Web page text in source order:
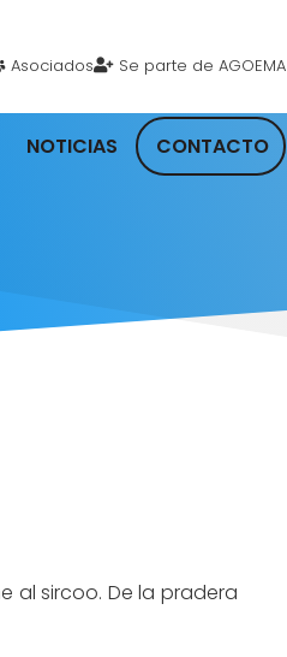
Asociados Se parte de AGOEMA
NOTICIAS CONTACTO
al sircoo. De la pradera